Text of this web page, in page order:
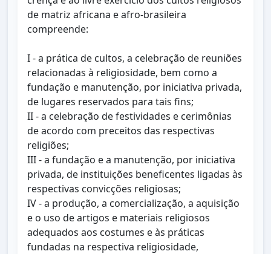
de matriz africana e afro-brasileira
compreende:
I - a prática de cultos, a celebração de reuniões
relacionadas à religiosidade, bem como a
fundação e manutenção, por iniciativa privada,
de lugares reservados para tais fins;
II - a celebração de festividades e cerimônias
de acordo com preceitos das respectivas
religiões;
III - a fundação e a manutenção, por iniciativa
privada, de instituições beneficentes ligadas às
respectivas convicções religiosas;
IV - a produção, a comercialização, a aquisição
e o uso de artigos e materiais religiosos
adequados aos costumes e às práticas
fundadas na respectiva religiosidade,